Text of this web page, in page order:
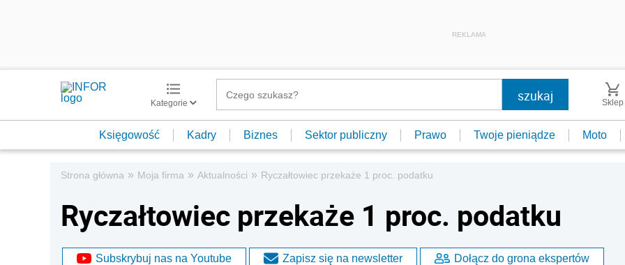
REKLAMA
Kategorie Sklep
Księgowość Kadry Biznes Sektor publiczny Prawo Twoje pieniądze Moto
Strona główna » Moja firma » Aktualności » Ryczałtowiec przekaże 1 proc. podatku
Ryczałtowiec przekaże 1 proc. podatku
Subskrybuj nas na Youtube Zapisz się na newsletter Dołącz do grona ekspertów